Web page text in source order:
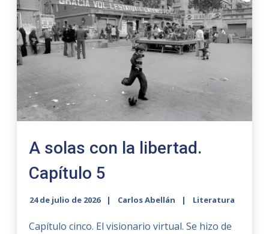
A solas con la libertad.
Capítulo 5
24 de julio de 2026 Carlos Abellán Literatura
Capítulo cinco. El visionario virtual. Se hizo de